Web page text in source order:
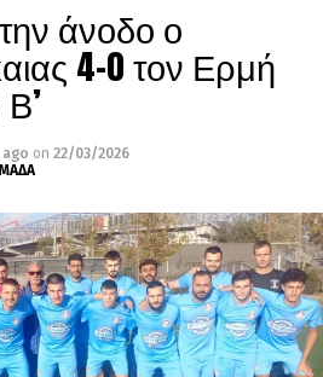
άνοδο ο
4-0 τον Ερμή
ago on 22/03/2026